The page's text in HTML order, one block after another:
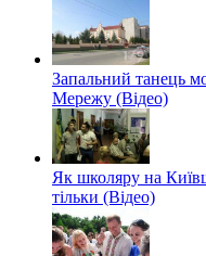
Запальний танець
Мережу (Відео)
Як школяру на
тільки (Відео)